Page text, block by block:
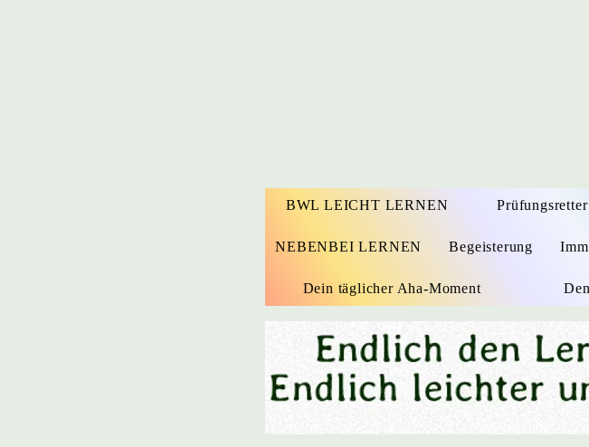
BWL LEICHT LERNEN Prüfungsretter
NEBENBEI LERNEN Begeisterung
Dein täglicher Aha-Moment